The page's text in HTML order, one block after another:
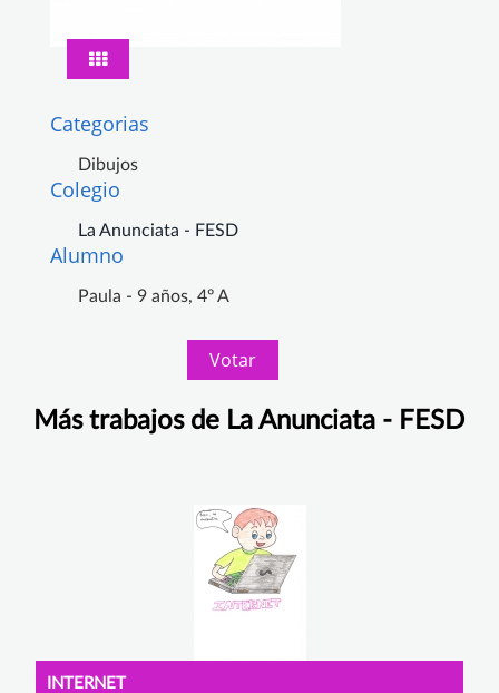
Categorias
Dibujos
Colegio
La Anunciata - FESD
Alumno
Paula - 9 años, 4º A
Votar
Más trabajos de La Anunciata - FESD
INTERNET